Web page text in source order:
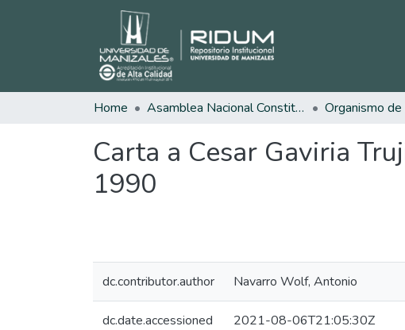
Home Asamblea Nacional Constituyente
Carta a Cesar Gaviria
1990
dc.contributor.author Navarro Wolf, Antonio
dc.date.accessioned 2021-08-06T21:05:30Z